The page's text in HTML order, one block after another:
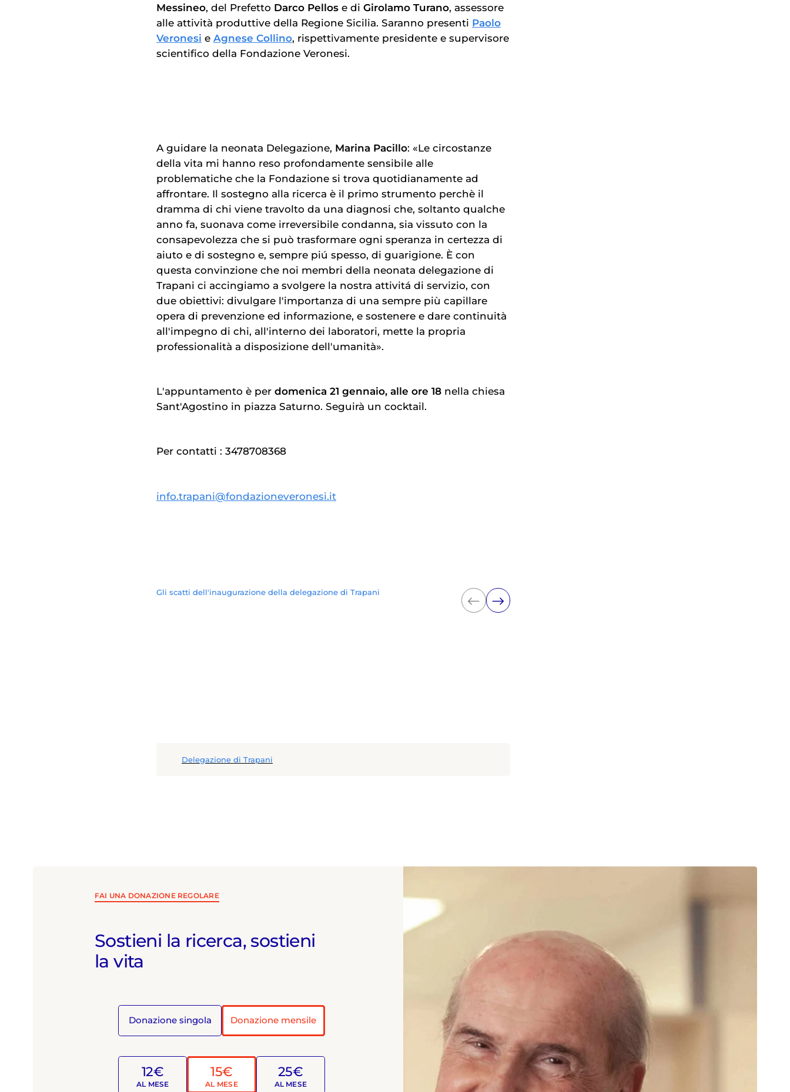
Messineo, del Prefetto Darco Pellos e di Girolamo Turano, assessore
alle attività produttive della Regione Sicilia. Saranno presenti Paolo
Veronesi e Agnese Collino, rispettivamente presidente e supervisore
scientifico della Fondazione Veronesi.
A guidare la neonata Delegazione, Marina Pacillo: «Le circostanze
della vita mi hanno reso profondamente sensibile alle
problematiche che la Fondazione si trova quotidianamente ad
affrontare. Il sostegno alla ricerca è il primo strumento perchè il
dramma di chi viene travolto da una diagnosi che, soltanto qualche
anno fa, suonava come irreversibile condanna, sia vissuto con la
consapevolezza che si può trasformare ogni speranza in certezza di
aiuto e di sostegno e, sempre piú spesso, di guarigione. È con
questa convinzione che noi membri della neonata delegazione di
Trapani ci accingiamo a svolgere la nostra attivitá di servizio, con
due obiettivi: divulgare l'importanza di una sempre più capillare
opera di prevenzione ed informazione, e sostenere e dare continuità
all'impegno di chi, all'interno dei laboratori, mette la propria
professionalità a disposizione dell'umanità».
L'appuntamento è per domenica 21 gennaio, alle ore 18 nella chiesa
Sant'Agostino in piazza Saturno. Seguirà un cocktail.
Per contatti : 3478708368
info.trapani@fondazioneveronesi.it
Gli scatti dell'inaugurazione della delegazione di Trapani
Delegazione di Trapani
FAI UNA DONAZIONE REGOLARE
Sostieni la ricerca, sostieni
la vita
Donazione singola Donazione mensile
12€
AL MESE
15€
AL MESE
25€
AL MESE